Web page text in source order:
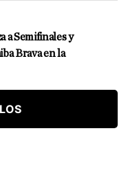
a Semifinales y
Brava en la